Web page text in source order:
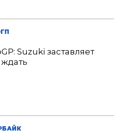
Suzuki заставляет
ждать